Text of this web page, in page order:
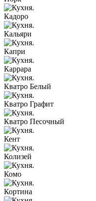
Кадоро
Кальяри
Капри
Каррара
Кватро Белый
Кватро Графит
Кватро Песочный
Кент
Колизей
Комо
Кортина